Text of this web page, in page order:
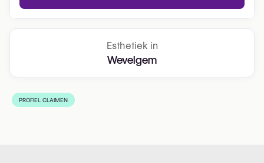
Esthetiek in
Wevelgem
PROFIEL CLAIMEN